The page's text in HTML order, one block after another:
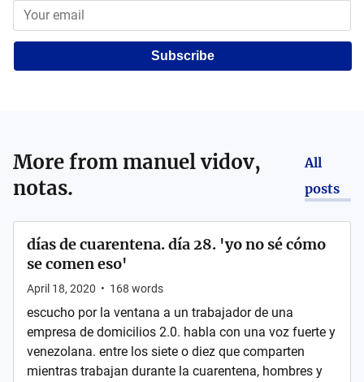
Subscribe
More from manuel vidov,
notas.
All
posts
días de cuarentena. día 28. 'yo no sé cómo
se comen eso'
April 18, 2020 • 168 words
escucho por la ventana a un trabajador de una
empresa de domicilios 2.0. habla con una voz fuerte y
venezolana. entre los siete o diez que comparten
mientras trabajan durante la cuarentena, hombres y